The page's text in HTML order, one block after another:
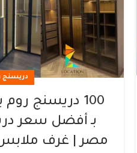
دريسنج
100 دريسنج
بـ أفضل سعر
مصر | غرف